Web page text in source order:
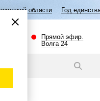
Год единства народов России
Прямой эфир.
Волга 24